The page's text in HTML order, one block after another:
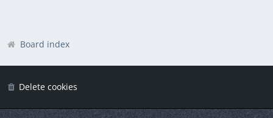
Board index
Delete cookies